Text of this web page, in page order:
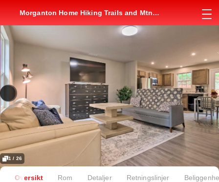
Morganton Home Hiking Trails and Mtn
1 / 26
Oversikt Rom Detaljer Retningslinjer